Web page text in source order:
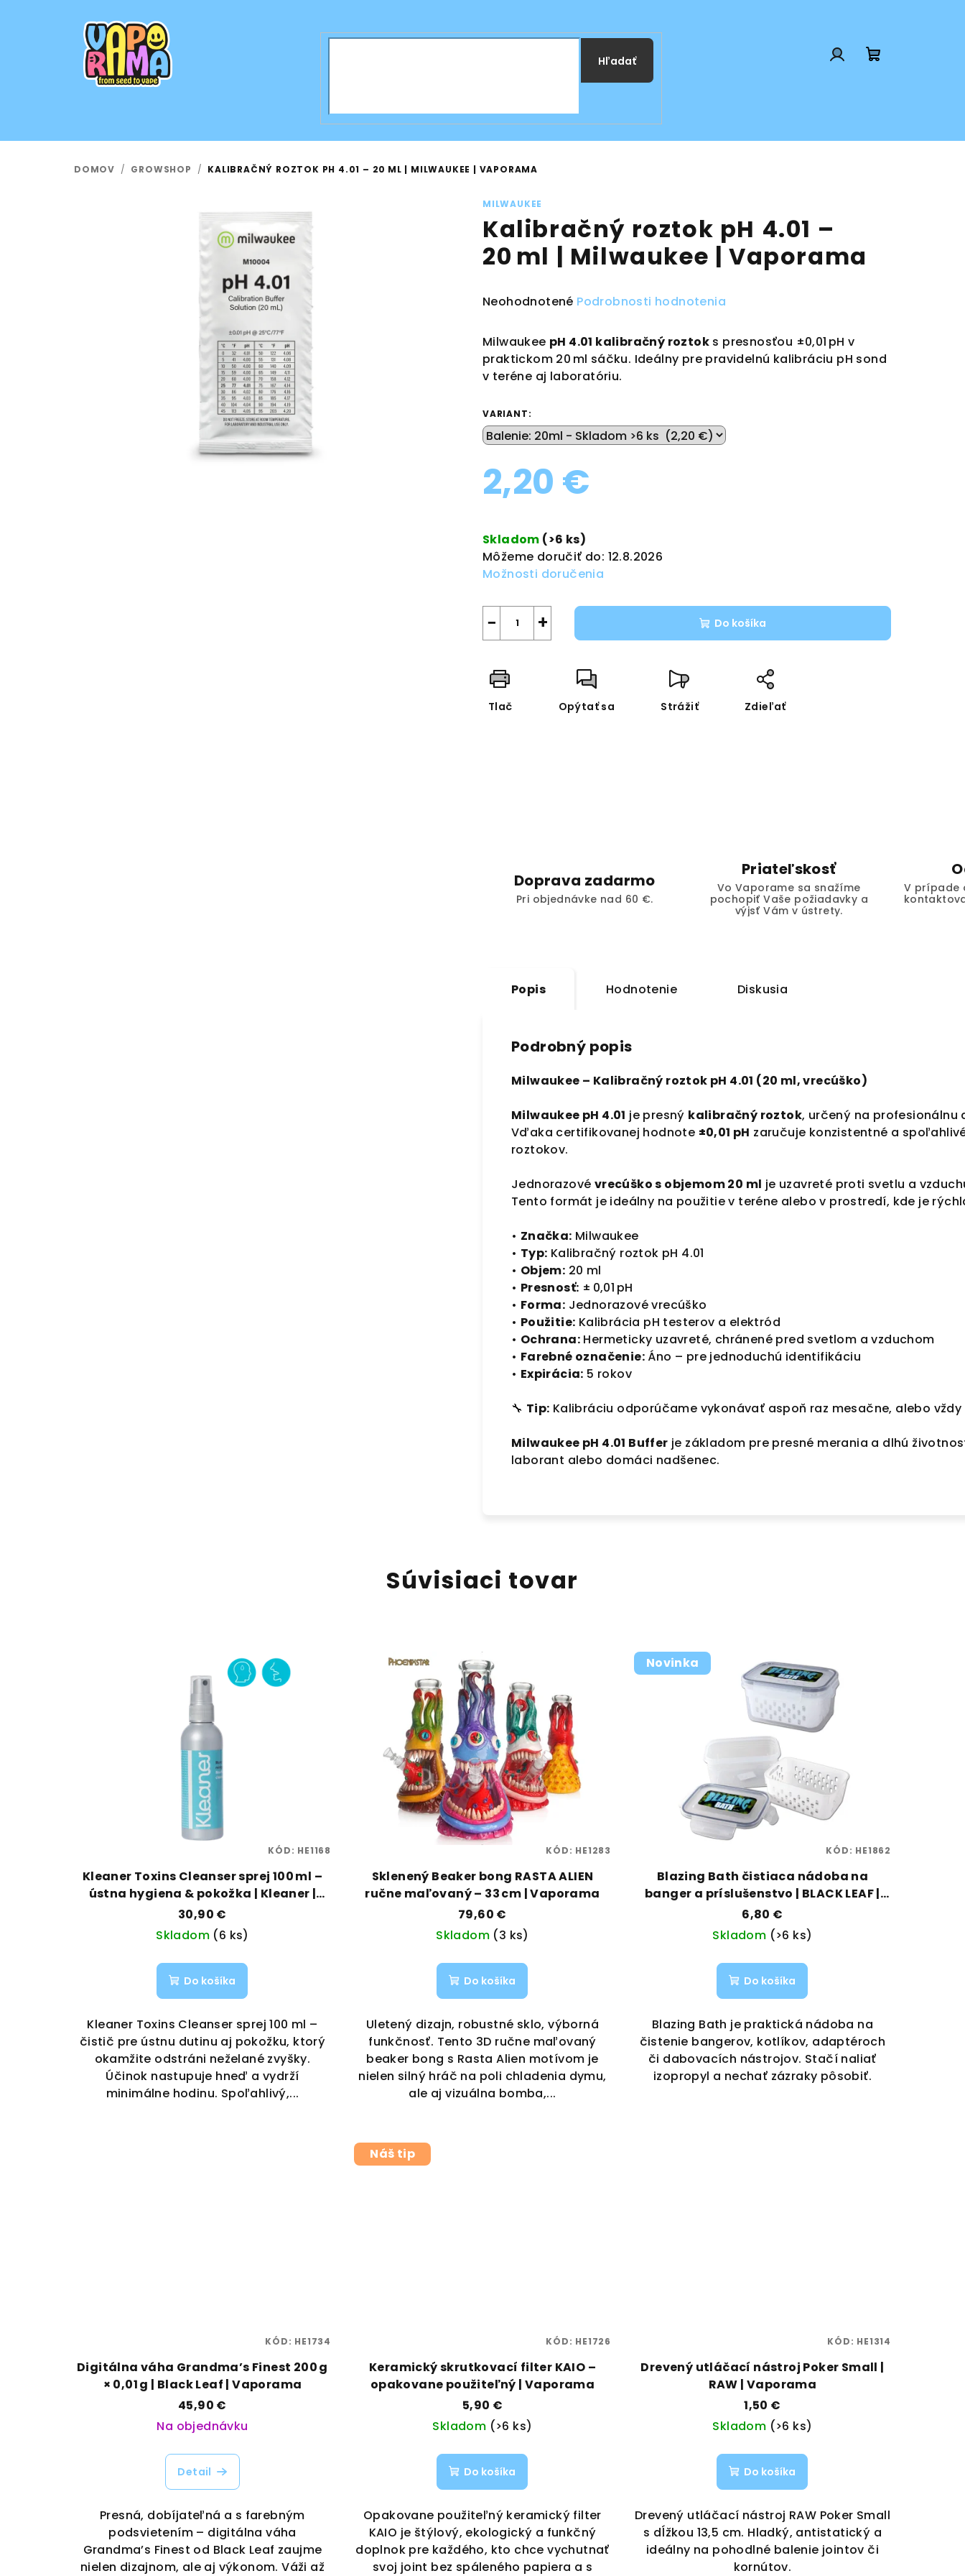
Hľadať
DOMOV / GROWSHOP / KALIBRAČNÝ ROZTOK PH 4.01 – 20 ML | MILWAUKEE | VAPORAMA
MILWAUKEE
Kalibračný roztok pH 4.01 –
20 ml | Milwaukee | Vaporama
Priemerné
produktu
je
0,0
hviezdičiek.
Neohodnotené Podrobnosti hodnotenia
Milwaukee pH 4.01 kalibračný roztok s presnosťou ±0,01 pH v
praktickom 20 ml sáčku. Ideálny pre pravidelnú kalibráciu pH sond
v teréne aj laboratóriu.
VARIANT:
2,20 €
cena:
Skladom (>6 ks)
Môžeme doručiť do: 12.8.2026
Možnosti doručenia
+
− Do košíka
Tlač Opýtať sa Strážiť Zdieľať
Doprava zadarmo
Pri objednávke nad 60 €.
Priateľskosť
Vo Vaporame sa snažíme
pochopiť Vaše požiadavky a
výjsť Vám v ústrety.
V prípade
Popis Hodnotenie Diskusia
Podrobný popis
Milwaukee – Kalibračný roztok pH 4.01 (20 ml, vrecúško)
Milwaukee pH 4.01 je presný kalibračný roztok, určený na profesionálnu
Vďaka certifikovanej hodnote ±0,01 pH zaručuje konzistentné a
roztokov.
Jednorazové vrecúško s objemom 20 ml je uzavreté proti svetlu a
Tento formát je ideálny na použitie v teréne alebo v prostredí, kde je
• Značka: Milwaukee
• Typ: Kalibračný roztok pH 4.01
• Objem: 20 ml
• Presnosť: ± 0,01 pH
• Forma: Jednorazové vrecúško
• Použitie: Kalibrácia pH testerov a elektród
• Ochrana: Hermeticky uzavreté, chránené pred svetlom a vzduchom
• Farebné označenie: Áno – pre jednoduchú identifikáciu
• Expirácia: 5 rokov
🔧 Tip: Kalibráciu odporúčame vykonávať aspoň raz mesačne, alebo
Milwaukee pH 4.01 Buffer je základom pre presné merania a dlhú
laborant alebo domáci nadšenec.
Súvisiaci tovar
Kleaner Toxins Cleanser sprej 100 ml –
ústna hygiena & pokožka | Kleaner |
Vaporama
30,90 €
Skladom (6 ks)
Do košíka
Kleaner Toxins Cleanser sprej 100 ml –
čistič pre ústnu dutinu aj pokožku, ktorý
okamžite odstráni neželané zvyšky.
Účinok nastupuje hneď a vydrží
minimálne hodinu. Spoľahlivý,...
KÓD: HE1168
Sklenený Beaker bong RASTA ALIEN
ručne maľovaný – 33 cm | Vaporama
79,60 €
Skladom (3 ks)
Do košíka
Uletený dizajn, robustné sklo, výborná
funkčnosť. Tento 3D ručne maľovaný
beaker bong s Rasta Alien motívom je
nielen silný hráč na poli chladenia dymu,
ale aj vizuálna bomba,...
KÓD: HE1283
Novinka
Blazing Bath čistiaca nádoba na
banger a príslušenstvo | BLACK LEAF |
VAPORAMA
6,80 €
Skladom (>6 ks)
Do košíka
Blazing Bath je praktická nádoba na
čistenie bangerov, kotlíkov, adaptéroch
či dabovacích nástrojov. Stačí naliať
izopropyl a nechať zázraky pôsobiť.
KÓD: HE1862
Digitálna váha Grandma’s Finest 200 g
× 0,01 g | Black Leaf | Vaporama
45,90 €
Na objednávku
Detail
Presná, dobíjateľná a s farebným
podsvietením – digitálna váha
Grandma’s Finest od Black Leaf zaujme
nielen dizajnom, ale aj výkonom. Váži až
KÓD: HE1734
Náš tip
Keramický skrutkovací filter KAIO –
opakovane použiteľný | Vaporama
5,90 €
Skladom (>6 ks)
Do košíka
Opakovane použiteľný keramický filter
KAIO je štýlový, ekologický a funkčný
doplnok pre každého, kto chce vychutnať
svoj joint bez spáleného papiera a s
KÓD: HE1726
Drevený utláčací nástroj Poker Small |
RAW | Vaporama
1,50 €
Skladom (>6 ks)
Do košíka
Drevený utláčací nástroj RAW Poker Small
s dĺžkou 13,5 cm. Hladký, antistatický a
ideálny na pohodlné balenie jointov či
kornútov.
KÓD: HE1314